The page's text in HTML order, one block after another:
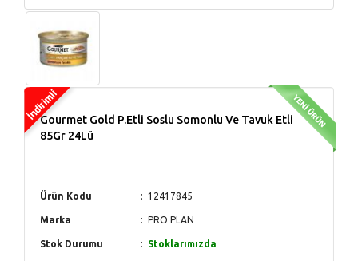
Gourmet Gold P.Etli Soslu Somonlu Ve Tavuk Etli
85Gr 24Lü
Ürün Kodu 12417845
Marka PRO PLAN
Stok Durumu Stoklarımızda